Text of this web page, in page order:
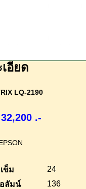
อียด
LQ-2190
.-
เข็ม
24
ลัมน์
136